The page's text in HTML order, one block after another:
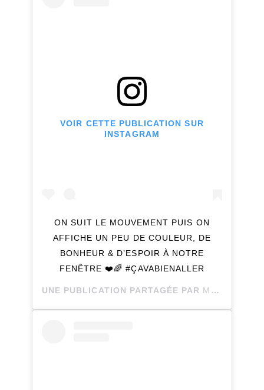
VOIR CETTE PUBLICATION SUR
INSTAGRAM
ON SUIT LE MOUVEMENT PUIS ON
AFFICHE UN PEU DE COULEUR, DE
BONHEUR & D’ESPOIR À NOTRE
FENÊTRE ❤️🌈 #ÇAVABIENALLER
UNE PUBLICATION PARTAGÉE PAR MÉLISSA MEUNIER